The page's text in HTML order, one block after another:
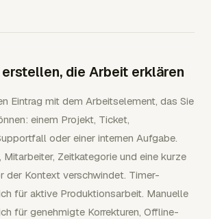
die Arbeit erklären
Eintrag mit dem Arbeitselement, das Sie
einem Projekt, Ticket,
oder einer internen Aufgabe.
Mitarbeiter, Zeitkategorie und eine kurze
der Kontext verschwindet. Timer-
für aktive Produktionsarbeit. Manuelle
für genehmigte Korrekturen, Offline-